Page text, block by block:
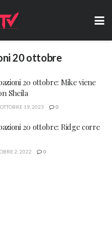
20 ottobre
20 ottobre: Mike viene
Sheila
OTTOBRE 19, 2023 0
20 ottobre: Ridge corre
2, 2022 0